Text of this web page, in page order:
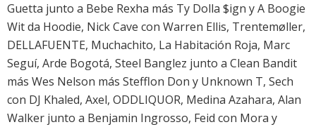
Guetta junto a Bebe Rexha más Ty Dolla $ign y A Boogie
Wit da Hoodie, Nick Cave con Warren Ellis, Trentemøller,
DELLAFUENTE, Muchachito, La Habitación Roja, Marc
Seguí, Arde Bogotá, Steel Banglez junto a Clean Bandit
más Wes Nelson más Stefflon Don y Unknown T, Sech
con DJ Khaled, Axel, ODDLIQUOR, Medina Azahara, Alan
Walker junto a Benjamin Ingrosso, Feid con Mora y